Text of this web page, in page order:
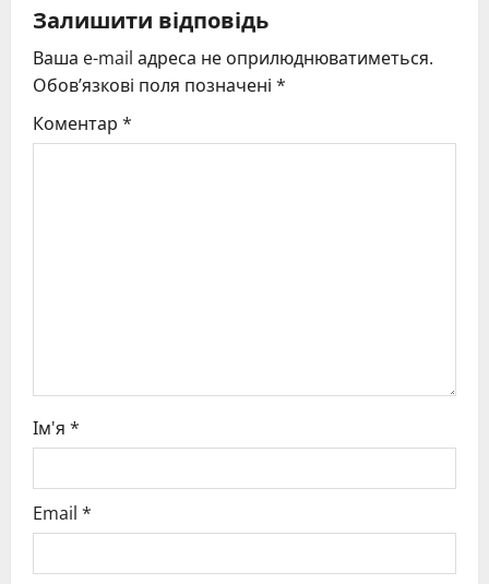
v
i
g
Залишити відповідь
Ваша e-mail адреса не оприлюднюватиметься.
Обов’язкові поля позначені *
Коментар *
Ім'я *
Email *